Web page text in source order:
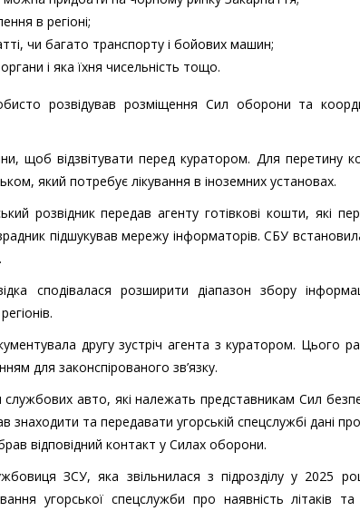
в регіоні;
чи багато транспорту і бойових машин;
і яка їхня чисельність тощо.
розвідував розміщення Сил оборони та
щоб відзвітувати перед куратором. Для перетину
який потребує лікування в іноземних установах.
розвідник передав агенту готівкові кошти, які
підшукував мережу інформаторів. СБУ
сподівалася розширити діапазон збору
другу зустріч агента з куратором. Цього
для законспірованого зв’язку.
авто, які належать представникам Сил
знаходити та передавати угорській спецслужбі дані
відповідний контакт у Силах оборони.
ЗСУ, яка звільнилася з підрозділу у 2025
угорської спецслужби про наявність літаків та